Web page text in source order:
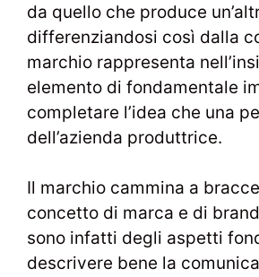
da quello che produce
differenziandosi così dalla
marchio rappresenta
elemento di fondamentale
completare l’idea che una
dell’azienda produttrice.
Il marchio cammina a
concetto di marca e di
sono infatti degli aspetti
descrivere bene la